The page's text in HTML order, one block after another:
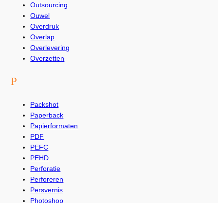
Outsourcing
Ouwel
Overdruk
Overlap
Overlevering
Overzetten
P
Packshot
Paperback
Papierformaten
PDF
PEFC
PEHD
Perforatie
Perforeren
Persvernis
Photoshop